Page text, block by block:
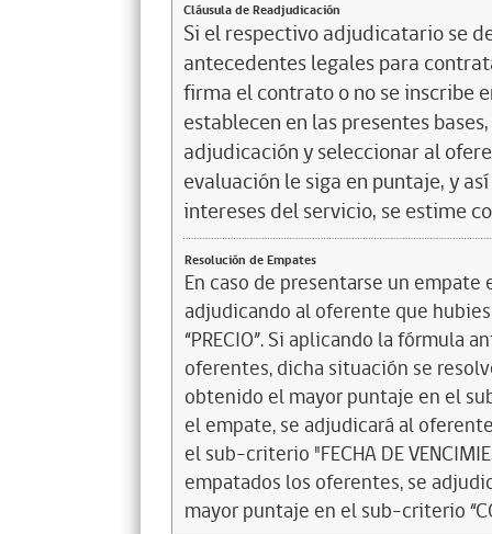
Cláusula de Readjudicación
Si el respectivo adjudicatario se
antecedentes legales para
firma el contrato o no se inscribe
establecen en las presentes
adjudicación y seleccionar al
evaluación le siga en puntaje, y
intereses del servicio, se estime
Resolución de Empates
En caso de presentarse un
adjudicando al oferente que
“PRECIO”. Si aplicando la fórmula
oferentes, dicha situación se
obtenido el mayor puntaje en el
el empate, se adjudicará al
el sub-criterio "FECHA DE
empatados los oferentes, se
mayor puntaje en el sub-criterio